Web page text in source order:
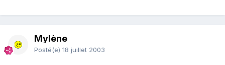
Mylène
Posté(e) 18 juillet 2003